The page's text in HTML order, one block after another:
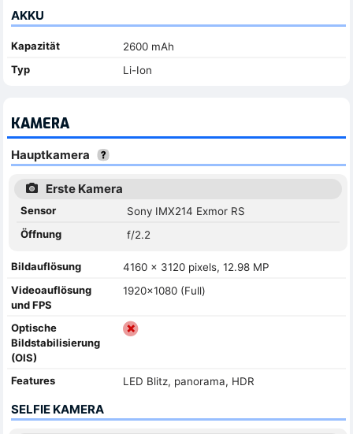
AKKU
Kapazität
2600 mAh
Typ
Li-Ion
KAMERA
Hauptkamera
Erste Kamera
Sensor
Sony IMX214 Exmor RS
Öffnung
f/2.2
Bildauflösung
4160 x 3120 pixels, 12.98 MP
Videoauflösung
und FPS
1920x1080 (Full)
Optische
Bildstabilisierung
(OIS)
Features
LED Blitz, panorama, HDR
SELFIE KAMERA